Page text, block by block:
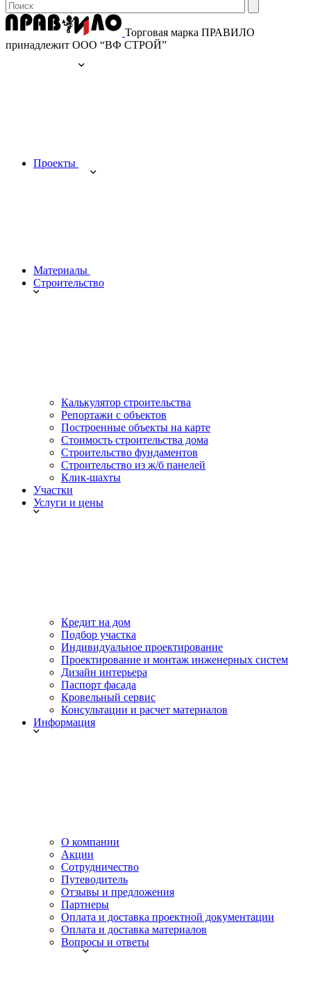
Торговая марка ПРАВИЛО
принадлежит ООО “ВФ СТРОЙ”
Проекты
Материалы
Строительство
Калькулятор строительства
Репортажи с объектов
Построенные объекты на карте
Стоимость строительства дома
Строительство фундаментов
Строительство из ж/б панелей
Клик-шахты
Участки
Услуги и цены
Кредит на дом
Подбор участка
Индивидуальное проектирование
Проектирование и монтаж инженерных систем
Дизайн интерьера
Паспорт фасада
Кровельный сервис
Консультации и расчет материалов
Информация
О компании
Акции
Сотрудничество
Путеводитель
Отзывы и предложения
Партнеры
Оплата и доставка проектной документации
Оплата и доставка материалов
Вопросы и ответы